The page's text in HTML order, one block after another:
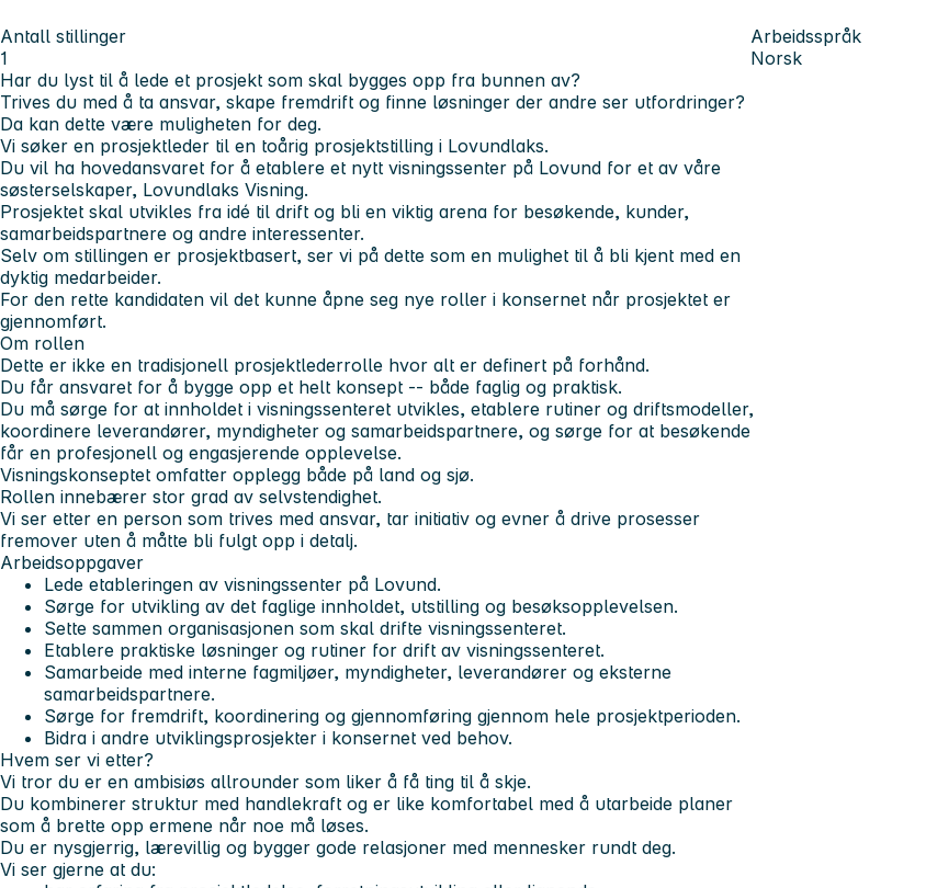
Antall stillinger
1
Arbeidsspråk
Norsk
Har du lyst til å lede et prosjekt som skal bygges opp fra bunnen av?
Trives du med å ta ansvar, skape fremdrift og finne løsninger der andre ser utfordringer?
Da kan dette være muligheten for deg.
Vi søker en prosjektleder til en toårig prosjektstilling i Lovundlaks.
Du vil ha hovedansvaret for å etablere et nytt visningssenter på Lovund for et av våre
søsterselskaper, Lovundlaks Visning.
Prosjektet skal utvikles fra idé til drift og bli en viktig arena for besøkende, kunder,
samarbeidspartnere og andre interessenter.
Selv om stillingen er prosjektbasert, ser vi på dette som en mulighet til å bli kjent med en
dyktig medarbeider.
For den rette kandidaten vil det kunne åpne seg nye roller i konsernet når prosjektet er
gjennomført.
Om rollen
Dette er ikke en tradisjonell prosjektlederrolle hvor alt er definert på forhånd.
Du får ansvaret for å bygge opp et helt konsept -- både faglig og praktisk.
Du må sørge for at innholdet i visningssenteret utvikles, etablere rutiner og driftsmodeller,
koordinere leverandører, myndigheter og samarbeidspartnere, og sørge for at besøkende
får en profesjonell og engasjerende opplevelse.
Visningskonseptet omfatter opplegg både på land og sjø.
Rollen innebærer stor grad av selvstendighet.
Vi ser etter en person som trives med ansvar, tar initiativ og evner å drive prosesser
fremover uten å måtte bli fulgt opp i detalj.
Arbeidsoppgaver
Lede etableringen av visningssenter på Lovund.
Sørge for utvikling av det faglige innholdet, utstilling og besøksopplevelsen.
Sette sammen organisasjonen som skal drifte visningssenteret.
Etablere praktiske løsninger og rutiner for drift av visningssenteret.
Samarbeide med interne fagmiljøer, myndigheter, leverandører og eksterne
samarbeidspartnere.
Sørge for fremdrift, koordinering og gjennomføring gjennom hele prosjektperioden.
Bidra i andre utviklingsprosjekter i konsernet ved behov.
Hvem ser vi etter?
Vi tror du er en ambisiøs allrounder som liker å få ting til å skje.
Du kombinerer struktur med handlekraft og er like komfortabel med å utarbeide planer
som å brette opp ermene når noe må løses.
Du er nysgjerrig, lærevillig og bygger gode relasjoner med mennesker rundt deg.
Vi ser gjerne at du: